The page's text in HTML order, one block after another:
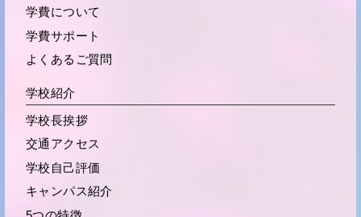
学費について
学費サポート
よくあるご質問
学校紹介
学校長挨拶
交通アクセス
学校自己評価
キャンパス紹介